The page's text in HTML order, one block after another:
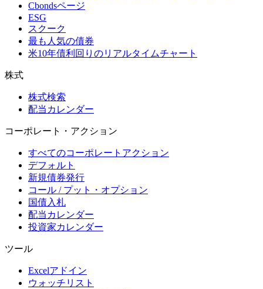
Cbondsページ
ESG
スクーク
最も人気の債券
米10年債利回りのリアルタイムチャート
株式
株式検索
配当カレンダー
コーポレート・アクション
すべてのコーポレートアクション
デフォルト
新規債券発行
コール / プット・オプション
国債入札
配当カレンダー
投資家カレンダー
ツール
Excelアドイン
ウォッチリスト